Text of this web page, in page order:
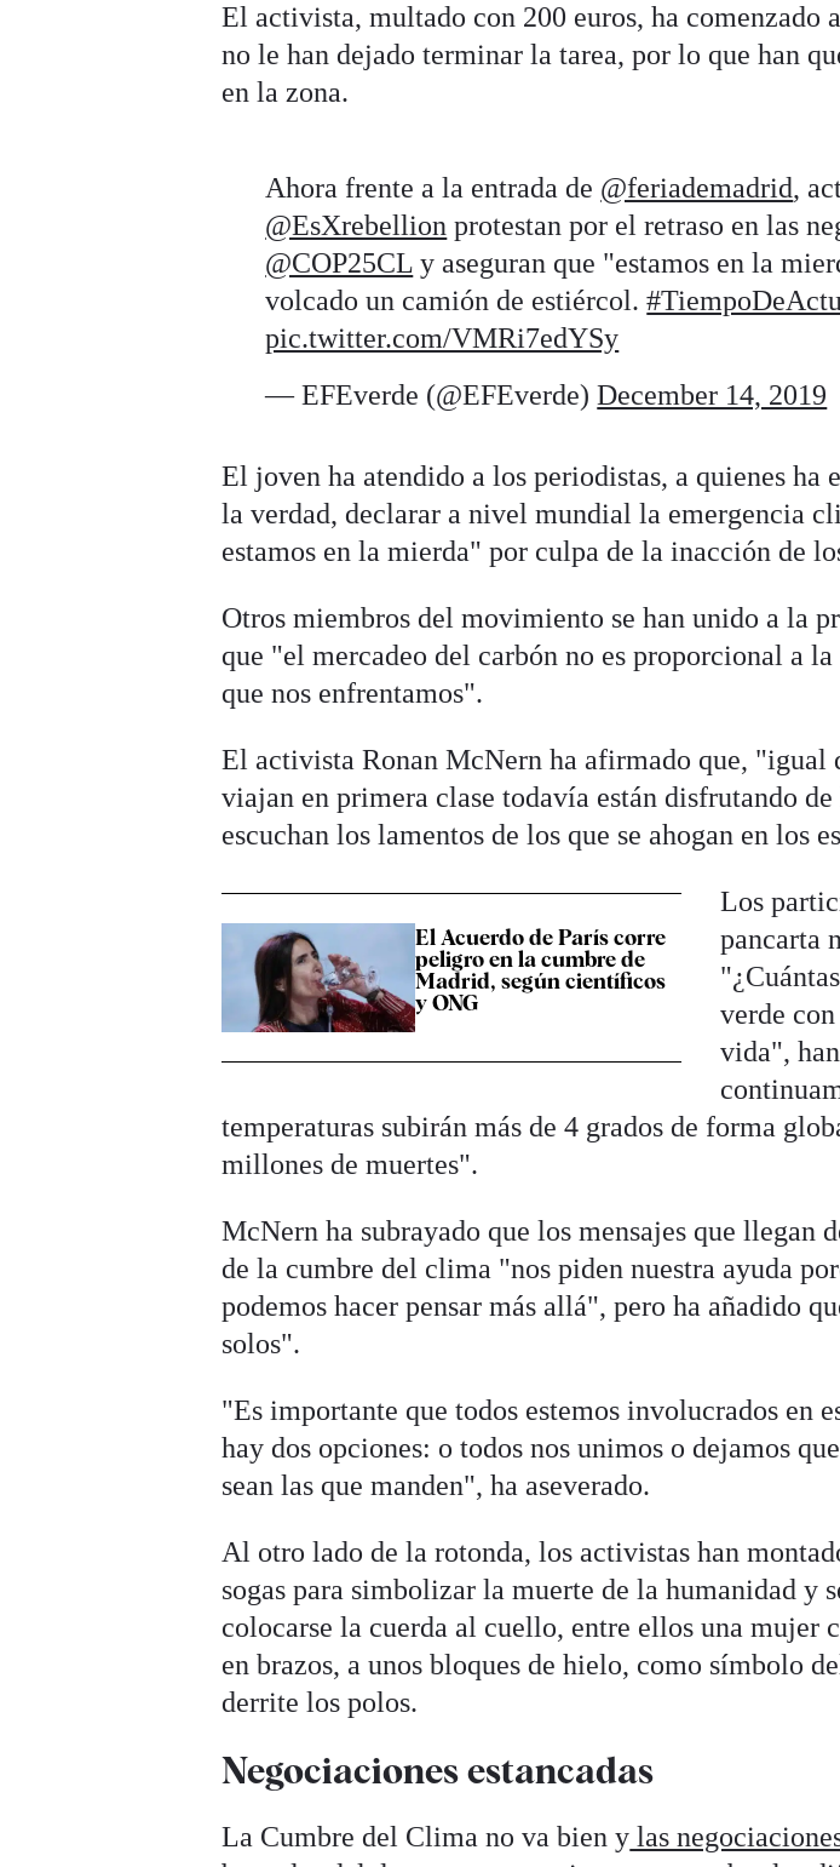
El activista, multado con 200 euros, ha comenzado
no le han dejado terminar la tarea, por lo que han
en la zona.
Ahora frente a la entrada de @feriademadrid,
@EsXrebellion protestan por el retraso en las
@COP25CL y aseguran que "estamos en la
volcado un camión de estiércol.
pic.twitter.com/VMRi7edYSy
— EFEverde (@EFEverde)December 14, 2019
El joven ha atendido a los periodistas, a quienes ha
la verdad, declarar a nivel mundial la emergencia
estamos en la mierda" por culpa de la inacción de
Otros miembros del movimiento se han unido a la
que "el mercadeo del carbón no es proporcional a
que nos enfrentamos".
El activista Ronan McNern ha afirmado que, "igual
viajan en primera clase todavía están disfrutando
escuchan los lamentos de los que se ahogan en los
El Acuerdo de París corre
peligro en la cumbre de
Madrid, según científicos
y ONG
Los
pancarta
verde
vida",
temperaturas subirán más de 4 grados de forma
millones de muertes".
McNern ha subrayado que los mensajes que llegan
de la cumbre del clima "nos piden nuestra ayuda
podemos hacer pensar más allá", pero ha añadido
solos".
"Es importante que todos estemos involucrados en
hay dos opciones: o todos nos unimos o dejamos
sean las que manden", ha aseverado.
Al otro lado de la rotonda, los activistas han
sogas para simbolizar la muerte de la humanidad y
colocarse la cuerda al cuello, entre ellos una mujer
en brazos, a unos bloques de hielo, como símbolo
derrite los polos.
Negociaciones estancadas
La Cumbre del Clima no va bien y las